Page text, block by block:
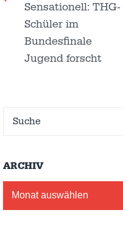
Sensationell: THG-
Schüler im
Bundesfinale
Jugend forscht
ARCHIV